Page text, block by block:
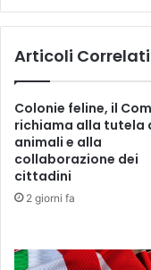
E
E
F
A
M
I
G
L
"
i
e
i
o
n
i
e
e
Articoli Correlati
Colonie feline, il
richiama alla tutela
animali e alla
collaborazione dei
cittadini
2 giorni fa